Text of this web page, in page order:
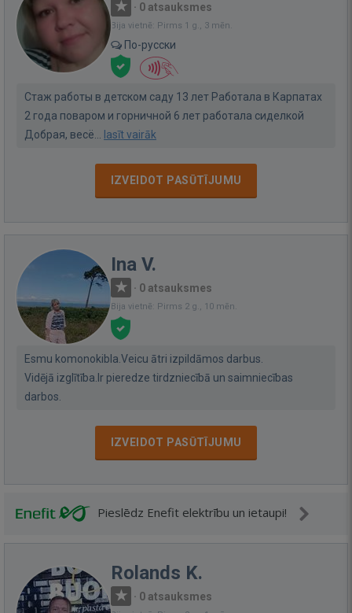
· 0 atsauksmes
Bija vietnē: Pirms 1 g., 3 mēn.
По-русски
Стаж работы в детском саду 13 лет Работала в Карпатах
2 года поваром и горничной 6 лет работала сиделкой
Добрая, весё...
lasīt vairāk
IZVEIDOT PASŪTĪJUMU
Ina V.
· 0 atsauksmes
Bija vietnē: Pirms 2 g., 10 mēn.
Esmu komonokibla.Veicu ātri izpildāmos darbus.
Vidējā izglītība.Ir pieredze tirdzniecībā un saimniecības
darbos.
IZVEIDOT PASŪTĪJUMU
Pieslēdz Enefit elektrību un ietaupi!
Rolands K.
· 0 atsauksmes